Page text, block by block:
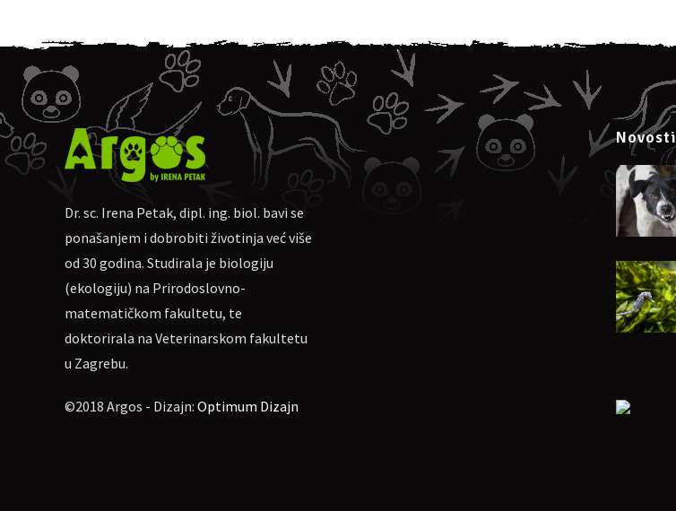
Dr. sc. Irena Petak, dipl. ing. biol. bavi se
ponašanjem i dobrobiti životinja već više
od 30 godina. Studirala je biologiju
(ekologiju) na Prirodoslovno-
matematičkom fakultetu, te
doktorirala na Veterinarskom fakultetu
u Zagrebu.
©2018 Argos - Dizajn: Optimum Dizajn
Novosti